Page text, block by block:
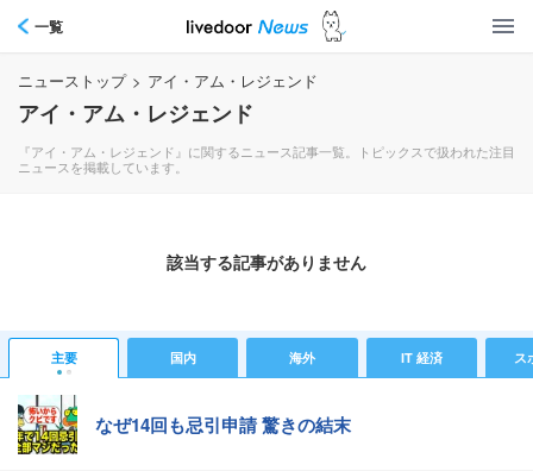
一覧
ニューストップ > アイ・アム・レジェンド
アイ・アム・レジェンド
『アイ・アム・レジェンド』に関するニュース記事一覧。トピックスで扱われた注目
ニュースを掲載しています。
該当する記事がありません
主要 国内 海外 IT 経済 ス
なぜ14回も忌引申請 驚きの結末